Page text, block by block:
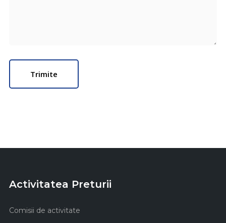
Activitatea Preturii
Comisii de activitate